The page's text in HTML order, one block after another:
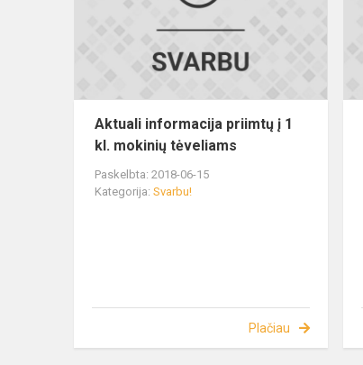
Aktuali informacija priimtų į 1
kl. mokinių tėveliams
Paskelbta: 2018-06-15
Kategorija: Svarbu!
Plačiau